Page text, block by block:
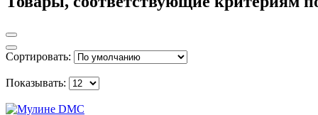
Сортировать:
Показывать: